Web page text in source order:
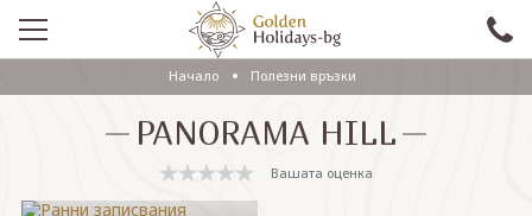
ПРОМО
EКСКУРЗИИ СЪС САМОЛЕТ
Начало Полезни връзки
PANORAMA HILL
Вашата оценка